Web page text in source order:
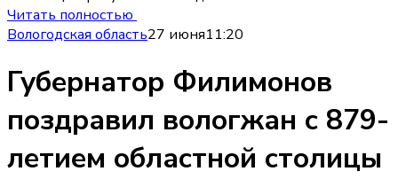
Читать полностью
Вологодская область27 июня11:20
Губернатор Филимонов
поздравил вологжан с 879-
летием областной столицы